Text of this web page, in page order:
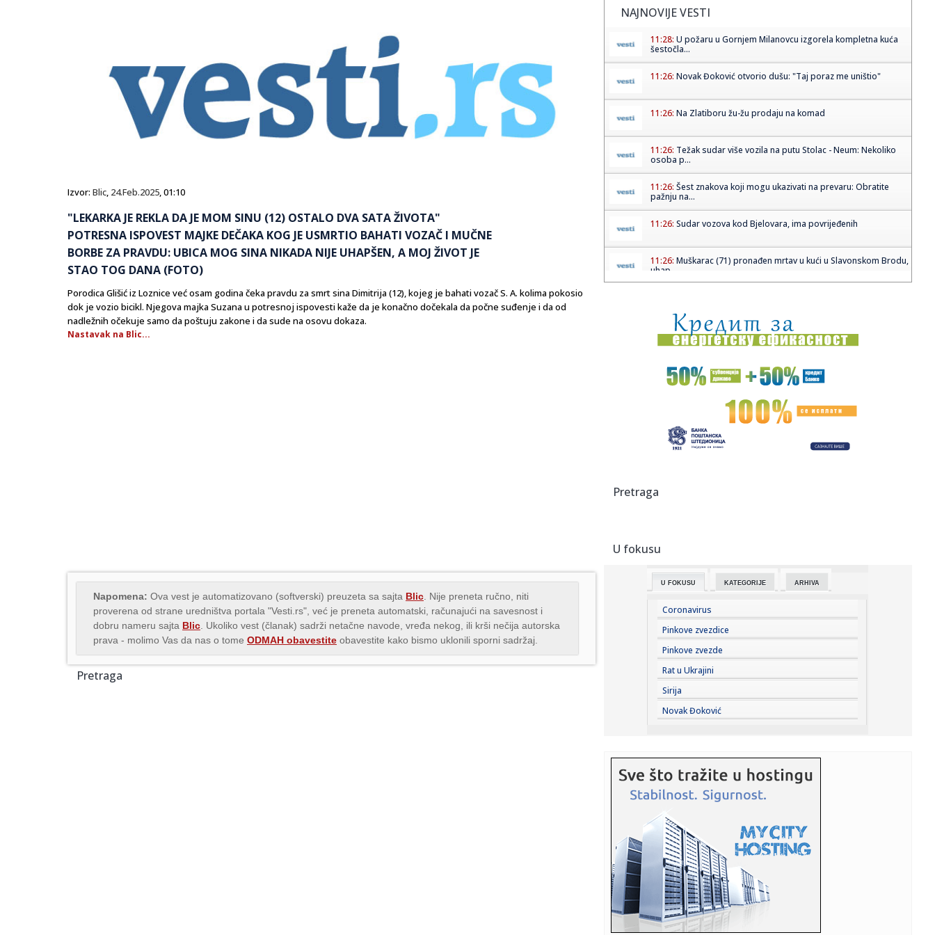
Izvor: Blic, 24.Feb.2025, 01:10
"LEKARKA JE REKLA DA JE MOM SINU (12) OSTALO DVA SATA ŽIVOTA"
POTRESNA ISPOVEST MAJKE DEČAKA KOG JE USMRTIO BAHATI VOZAČ I MUČNE
BORBE ZA PRAVDU: UBICA MOG SINA NIKADA NIJE UHAPŠEN, A MOJ ŽIVOT JE
STAO TOG DANA (FOTO)
Porodica Glišić iz Loznice već osam godina čeka pravdu za smrt sina Dimitrija (12), kojeg je bahati vozač S. A. kolima pokosio
dok je vozio bicikl. Njegova majka Suzana u potresnoj ispovesti kaže da je konačno dočekala da počne suđenje i da od
nadležnih očekuje samo da poštuju zakone i da sude na osovu dokaza.
Nastavak na Blic...
Napomena: Ova vest je automatizovano (softverski) preuzeta sa sajta Blic . Nije preneta ručno, niti
proverena od strane uredništva portala "Vesti.rs", već je preneta automatski, računajući na savesnost i
dobru nameru sajta Blic . Ukoliko vest (članak) sadrži netačne navode, vređa nekog, ili krši nečija autorska
prava - molimo Vas da nas o tome ODMAH obavestite obavestite kako bismo uklonili sporni sadržaj.
Pretraga
NAJNOVIJE VESTI
11:28: U požaru u Gornjem Milanovcu izgorela kompletna kuća
šestočla...
11:26: Novak Đoković otvorio dušu: "Taj poraz me uništio"
11:26: Na Zlatiboru žu-žu prodaju na komad
11:26: Težak sudar više vozila na putu Stolac - Neum: Nekoliko
osoba p...
11:26: Šest znakova koji mogu ukazivati na prevaru: Obratite
pažnju na...
11:26: Sudar vozova kod Bjelovara, ima povrijeđenih
11:26: Muškarac (71) pronađen mrtav u kući u Slavonskom Brodu,
uhap...
11:26:Katić nakon pucnjava: Ljudi su s pravom zabrinuti, i ja sam
kao ...
11:25:Vučević srušio laži o "Sarajevo safariju"; Poslao poruku:
"Vu...
Amerikanci očekuju skoro razrešenje: Dogovor o
Ormuskom moreuzu...
11:19:Vučić dočekao Zelenskog: Prijem uz najviše počasti ispred
isteka u...
11:15:
11:10: Lozano na pozajmici u Galaksiju
11:04:Данас се ово не ради у кући: Срби ...
11:03:Svečani doček za Zelenskog ispred Palate Srbija, sledi
sastanak...
11:01:Prepoznali glas Barta Simpsona u avionu, a onda joj dali
mikrofon...
11:00: Zatvara se put Gaj–Kajtasovo, saobraćaj se preusmerava
na alte...
10:58:
10:59:Javna rasprava o GUP-u Niša danas u Oficirskom domu:
Šta donosi...
10:58:ŽELEZNIČAR VEZAO KOKOVIĆA DO 2028: Trener koji je
ispisao isto...
10:57:Obustavljen saobraćaj između Gaja i Šumarka zbog
Pretraga
U fokusu
U FOKUSU KATEGORIJE ARHIVA
Coronavirus
Pinkove zvezdice
Pinkove zvezde
Rat u Ukrajini
Sirija
Novak Đoković